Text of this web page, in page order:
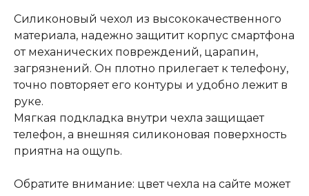
Силиконовый чехол из высококачественного
материала, надежно защитит корпус смартфона
от механических повреждений, царапин,
загрязнений. Он плотно прилегает к телефону,
точно повторяет его контуры и удобно лежит в
руке.
Мягкая подкладка внутри чехла защищает
телефон, а внешняя силиконовая поверхность
приятна на ощупь.
Обратите внимание: цвет чехла на сайте может